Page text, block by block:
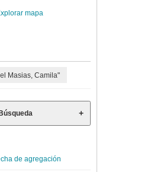
mapa
Masias, Camila"
de agregación